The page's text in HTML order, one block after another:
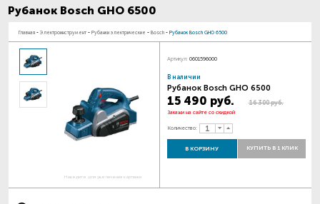
Рубанок Bosch GHO 6500
Главная - Электроинструмент - Рубанки электрические - Bosch - Рубанок Bosch GHO 6500
Наведите для увеличения картинки
Артикул: 0601596000
В наличии
Рубанок Bosch GHO 6500
15 490 руб. 16 300 руб.
Закажи на сайте со скидкой
Количество:
В КОРЗИНУ КУПИТЬ В 1 КЛИК